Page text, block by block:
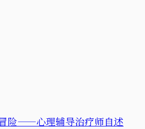
险——心理辅导治疗师自述